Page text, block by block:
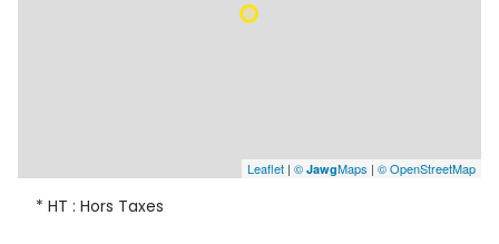
Leaflet | © JawgMaps | © OpenStreetMap
* HT : Hors Taxes